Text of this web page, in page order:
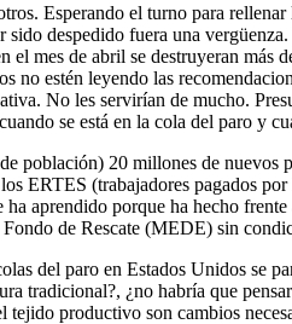
Esperando el turno para
sido despedido fuera una
el mes de abril se destruyeran más
no estén leyendo las
No les servirían de mucho.
se está en la cola del paro y
población) 20 millones de nuevos
ERTES (trabajadores pagados
ha aprendido porque ha hecho
de Rescate (MEDE) sin
del paro en Estados Unidos se
tradicional?, ¿no habría que
productivo son cambios